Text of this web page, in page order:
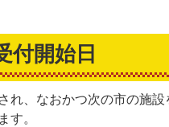
付開始日
れ、なおかつ次の市の施
す。